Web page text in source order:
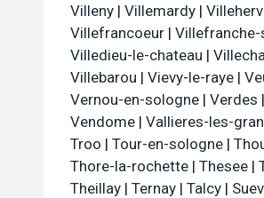
Villeny | Villemardy |
Villefrancoeur |
Villedieu-le-chateau |
Villebarou | Vievy-le-raye |
Vernou-en-sologne | Verdes |
Vendome | Vallieres-les-
Troo | Tour-en-sologne |
Thore-la-rochette | Thesee |
Theillay | Ternay | Talcy |